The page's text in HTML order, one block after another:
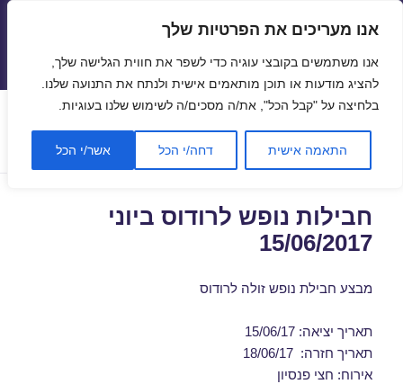
אנו מעריכים את הפרטיות שלך
אנו משתמשים בקובצי עוגיה כדי לשפר את חווית הגלישה שלך,
להציג מודעות או תוכן מותאמים אישית ולנתח את התנועה שלנו.
בלחיצה על "קבל הכל", את/ה מסכים/ה לשימוש שלנו בעוגיות.
התאמה אישית דחה/י הכל אשר/י הכל
תפריטים
ווידג'טים
תגית:נופש ברודוס במאי
חבילות נופש לרודוס ביוני
15/06/2017
מבצע חבילת נופש זולה לרודוס
תאריך יציאה: 15/06/17
תאריך חזרה: 18/06/17
אירוח: חצי פנסיון